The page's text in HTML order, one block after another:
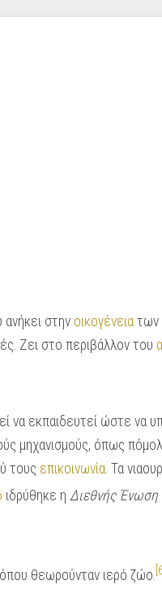
ανήκει στην οικογένεια των
Ζει στο περιβάλλον του
να εκπαιδευτεί ώστε να
μηχανισμούς, όπως
τους επικοινωνία . Τα
ιδρύθηκε η Διεθνής Ένωση
θεωρούνταν ιερό ζώο.